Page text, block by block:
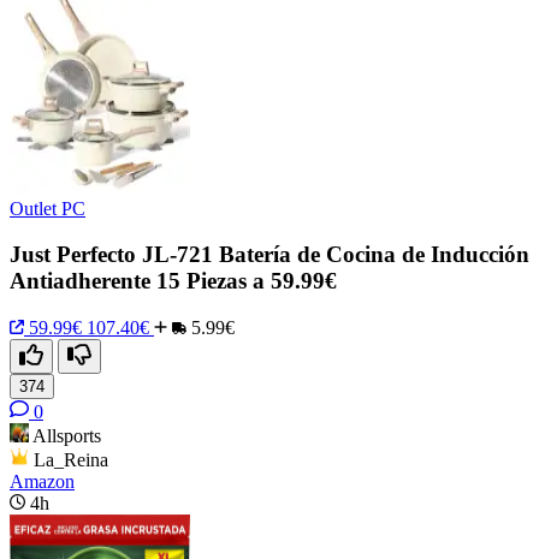
Outlet PC
Just Perfecto JL-721 Batería de Cocina de Inducción
Antiadherente 15 Piezas a 59.99€
59.99€ 107.40€ 5.99€
374
0
Allsports
La_Reina
Amazon
4h